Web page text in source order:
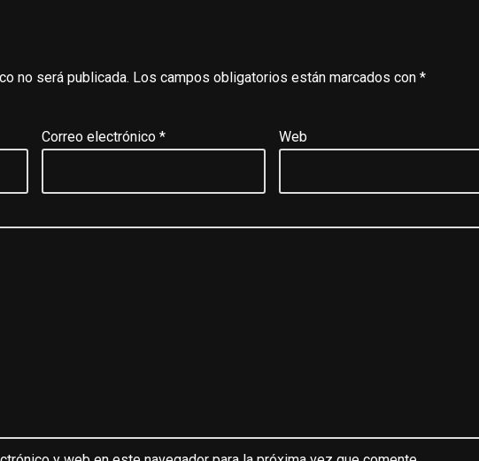
no será publicada. Los campos obligatorios están marcados con *
Correo electrónico * Web